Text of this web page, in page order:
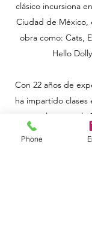
clásico incursiona
Ciudad de
obra como: Cats,
Hello
Con 22 años de
ha impartido
escuelas como la
Danza de
Phone